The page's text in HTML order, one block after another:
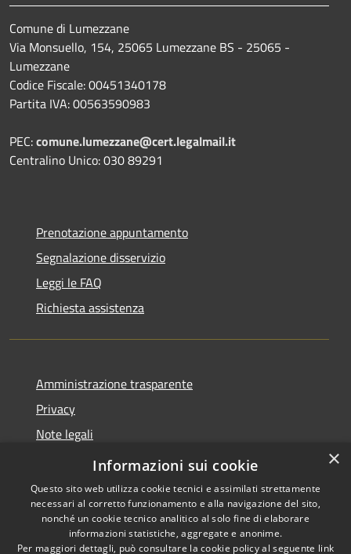
Comune di Lumezzane
Via Monsuello, 154, 25065 Lumezzane BS - 25065 -
Lumezzane
Codice Fiscale: 00451340178
Partita IVA: 00563590983
PEC:comune.lumezzane@cert.legalmail.it
Centralino Unico: 030 89291
Prenotazione appuntamento
Segnalazione disservizio
Leggi le FAQ
Richiesta assistenza
Amministrazione trasparente
Privacy
Note legali
Dichiarazione di accessibilità
Copyright © 2026 • Comune di
×
Informazioni sui cookie
Questo sito web utilizza cookie tecnici e assimilati strettamente
necessari al corretto funzionamento e alla navigazione del sito,
nonché un cookie tecnico analitico al solo fine di elaborare
informazioni statistiche, aggregate e anonime.
Per maggiori dettagli, può consultare la cookie policy al seguente link